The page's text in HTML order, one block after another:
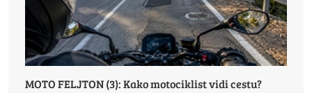
MOTO FELJTON (3): Kako motociklist vidi cestu?